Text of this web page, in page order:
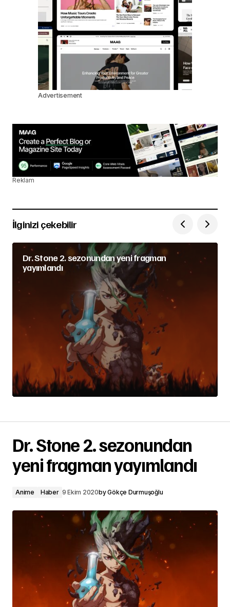
Advertisement
Reklam
İlginizi çekebilir
Dr. Stone 2. sezonundan yeni fragman
yayımlandı
Dr. Stone 2. sezonundan
yeni fragman yayımlandı
Anime Haber 9 Ekim 2020byGökçe Durmuşoğlu